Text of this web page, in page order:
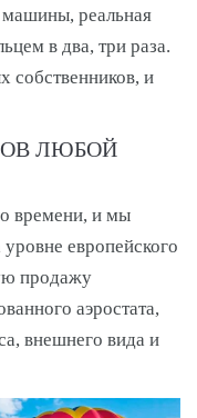
машины, реальная
в два, три раза.
собственников, и
ЛЮБОЙ
времени, и мы
европейского
продажу
аэростата,
внешнего вида и